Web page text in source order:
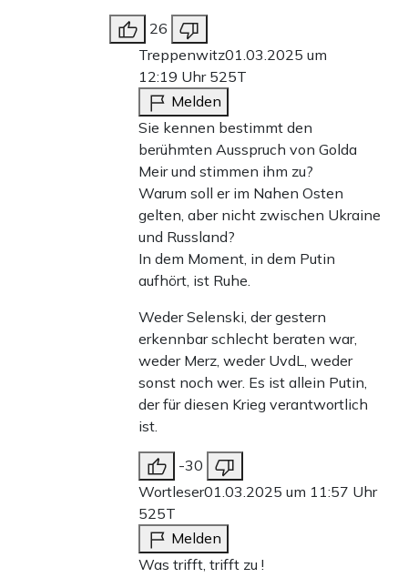
26
Treppenwitz01.03.2025 um
12:19 Uhr 525T
Melden
Sie kennen bestimmt den
berühmten Ausspruch von Golda
Meir und stimmen ihm zu?
Warum soll er im Nahen Osten
gelten, aber nicht zwischen Ukraine
und Russland?
In dem Moment, in dem Putin
aufhört, ist Ruhe.
Weder Selenski, der gestern
erkennbar schlecht beraten war,
weder Merz, weder UvdL, weder
sonst noch wer. Es ist allein Putin,
der für diesen Krieg verantwortlich
ist.
-30
Wortleser01.03.2025 um 11:57 Uhr
525T
Melden
Was trifft, trifft zu !